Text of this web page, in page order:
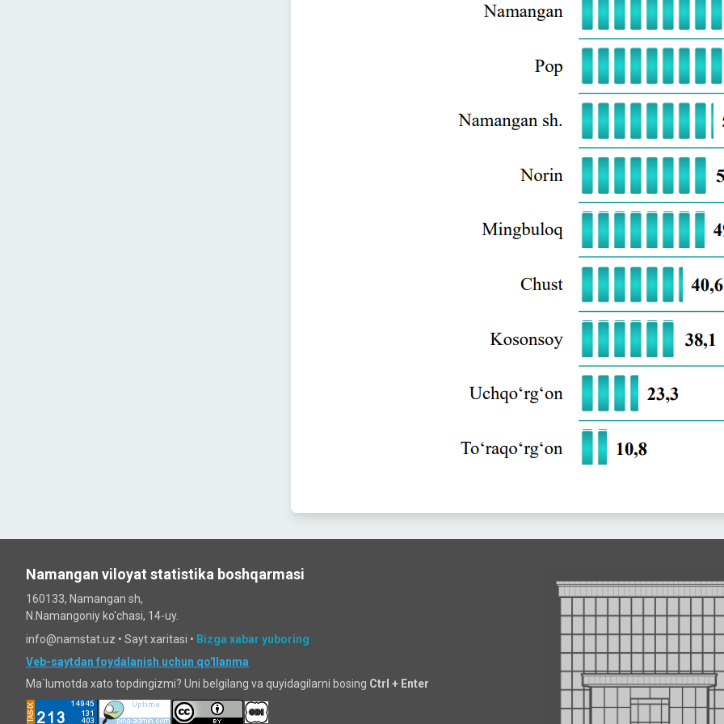
Namangan viloyat statistika boshqarmasi
160133, Namangan sh,
N.Namangoniy ko'chasi, 14-uy.
info@namstat.uz • Sayt xaritasi • Bizga xabar yuboring
Veb-saytdan foydalanish uchun qo'llanma
Ma`lumotda xato topdingizmi? Uni belgilang va quyidagilarni bosing Ctrl + Enter